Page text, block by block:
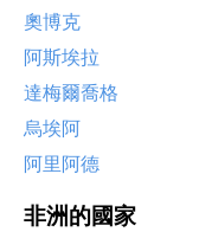
奧博克
阿斯埃拉
達梅爾喬格
烏埃阿
阿里阿德
非洲的國家